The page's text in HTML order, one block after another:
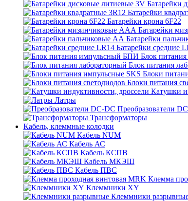
Батарейки
Батарейки
Батарейки крона 6F22
Батарейки
Батарейки
Батарейки средние
Блок
Блок питания
Блоки
Блоки питания
Катушки
Латры
Преобразователи
Трансформаторы
Кабель, клеммные колодки
Кабель NUM
Кабель АС
Кабель КСПВ
Кабель МКЭШ
Кабель ПВС
Клемма
Клеммники XY
Клеммники